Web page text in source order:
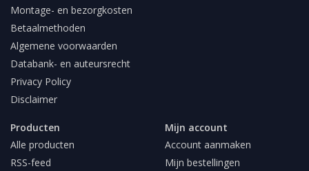
Montage- en bezorgkosten
Betaalmethoden
Algemene voorwaarden
Databank- en auteursrecht
Privacy Policy
Disclaimer
Producten
Alle producten
RSS-feed
Mijn account
Account aanmaken
Mijn bestellingen